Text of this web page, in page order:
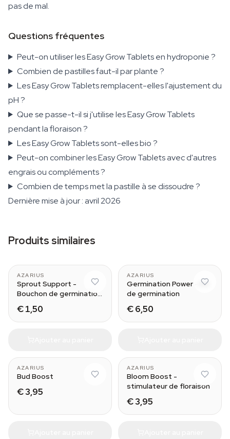
pas de mal.
Questions fréquentes
Peut-on utiliser les Easy Grow Tablets en hydroponie ?
Combien de pastilles faut-il par plante ?
Les Easy Grow Tablets remplacent-elles l'ajustement du
pH ?
Que se passe-t-il si j'utilise les Easy Grow Tablets
pendant la floraison ?
Les Easy Grow Tablets sont-elles bio ?
Peut-on combiner les Easy Grow Tablets avec d'autres
engrais ou compléments ?
Combien de temps met la pastille à se dissoudre ?
Dernière mise à jour : avril 2026
Produits similaires
AZARIUS
Sprout Support -
Bouchon de germination
€ 1,50
AZARIUS
Germination Power - Kit
de germination
€ 6,50
AZARIUS
Bud Boost
€ 3,95
AZARIUS
Bloom Boost -
stimulateur de floraison
€ 3,95